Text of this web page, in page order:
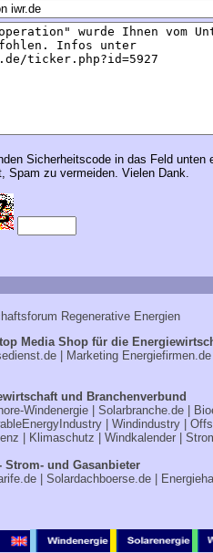
Sicherheitscode in das Feld unten
Spam zu vermeiden. Vielen Dank.
Regenerative Energien
Media Shop für die
| Marketing Energiefirmen.de
und Branchenverbund
Windenergie| Solarbranche.de|
| Windindustry|
Klimaschutz Windkalender|
Strom- und Gasanbieter
| Solardachboerse.de|